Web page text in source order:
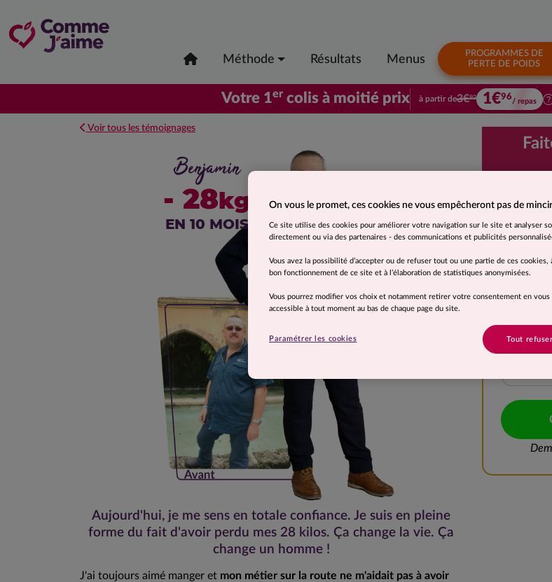
Méthode Résultats Menus
PROGRAMMES DE
PERTE DE POIDS
Votre 1er colis à moitié prix
Votre premier colis à
à partir de3€92 1€96/ repas
Voir tous les témoignages
Benjamin
- 28kg
EN 10 MOIS
10
Aujourd'hui, je me sens en totale confiance. Je suis en pleine
forme du fait d'avoir perdu mes 28 kilos. Ça change la vie. Ça
change un homme !
J'ai toujours aimé manger et mon métier sur la route ne m'aidait pas à avoir
On vous le promet, ces cookies ne vous empêcheront pas de
Ce site utilise des cookies pour améliorer votre navigation sur le site et analyser
directement ou via des partenaires - des communications et publicités
Vous avez la possibilité d’accepter ou de refuser tout ou une partie de ces cookies,
bon fonctionnement de ce site et à l’élaboration de statistiques anonymisées.
Vous pourrez modifier vos choix et notamment retirer votre consentement en vous
accessible à tout moment au bas de chaque page du site.
Tout refuser
Paramétrer les cookies